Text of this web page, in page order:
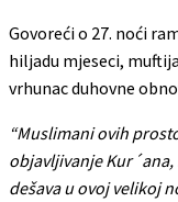
Govoreći o 27. noći
hiljadu mjeseci,
vrhunac duhovne
“Muslimani ovih
objavljivanje
dešava u ovoj velikoj